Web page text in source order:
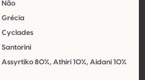
Não
Grécia
Cyclades
Santorini
Assyrtiko 80%, Athiri 10%, Aidani 10%